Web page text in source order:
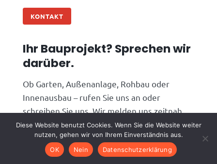
KONTAKT
Ihr Bauprojekt? Sprechen wir
darüber.
Ob Garten, Außenanlage, Rohbau oder
Innenausbau – rufen Sie uns an oder
schreiben Sie uns. Wir melden uns zeitnah
bei Ihnen.
Telefon 06074 4826910
Diese Website benutzt Cookies. Wenn Sie die Website weiter
nutzen, gehen wir von Ihrem Einverständnis aus.
OK
Nein Datenschutzerklärung